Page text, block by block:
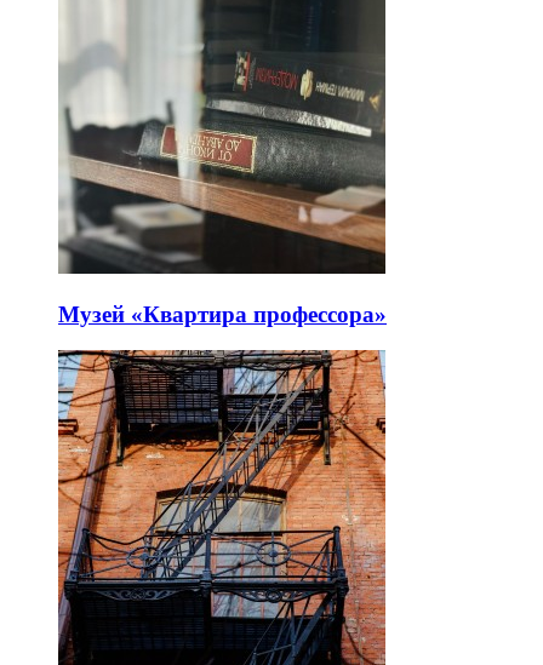
Музей «Квартира профессора»